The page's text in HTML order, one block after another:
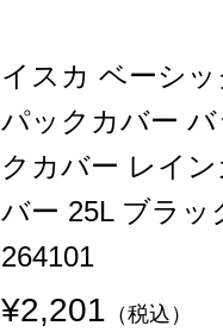
イスカ ベーシ
パックカバー
クカバー レイ
バー 25L ブラッ
264101
¥2,201 （税込）